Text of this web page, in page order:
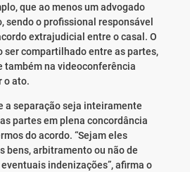
que ao menos um advogado
sendo o profissional responsável
extrajudicial entre o casal. O
ser compartilhado entre as partes,
também na videoconferência
o ato.
a separação seja inteiramente
partes em plena concordância
do acordo. “Sejam eles
bens, arbitramento ou não de
indenizações”, afirma o